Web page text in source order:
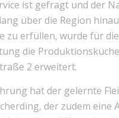
ist gefragt und der
über die Region
zu erfüllen, wurde für
die
2 erweitert.
hat der gelernte
der zudem eine